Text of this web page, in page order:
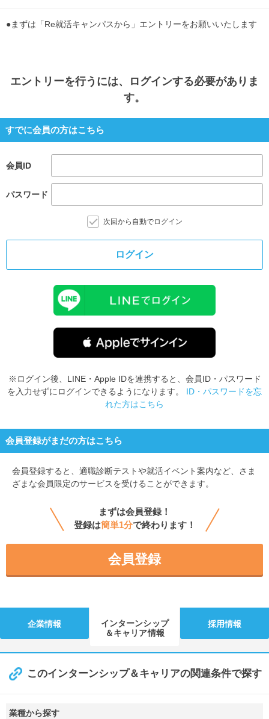
●まずは「Re就活キャンパスから」エントリーをお願いいたします
エントリーを行うには、ログインする必要がありま
す。
すでに会員の方はこちら
会員ID
パスワード
次回から自動でログイン
ログイン
※ログイン後、LINE・Apple IDを連携すると、会員ID・パスワード
を入力せずにログインできるようになります。 ID・パスワードを忘
れた方はこちら
会員登録がまだの方はこちら
会員登録すると、 適職診断テストや就活イベント案内など、さま
ざまな会員限定のサービスを受けることができます。
まずは会員登録！
登録は簡単1分で終わります！
会員登録
企業情報
インターンシップ
＆キャリア情報
採用情報
このインターンシップ＆キャリアの関連条件で探す
業種から探す